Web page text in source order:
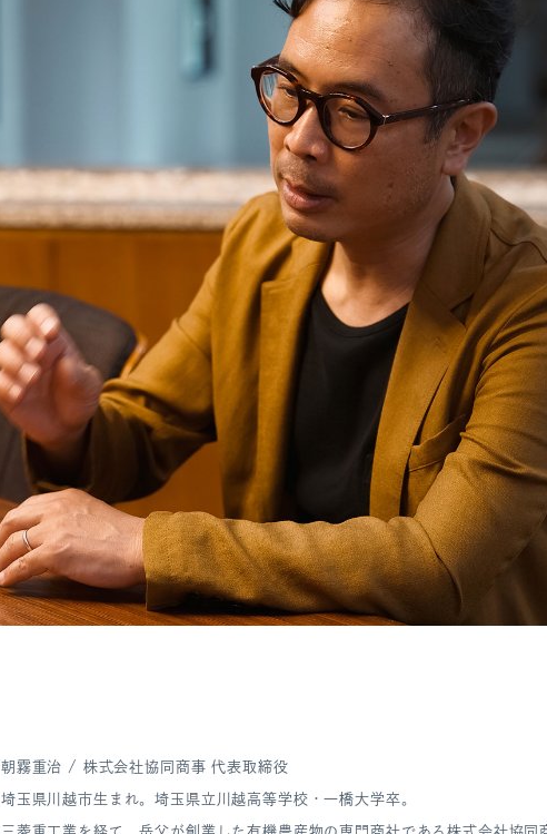
朝霧重治 / 株式会社協同商事 代表取締役
埼玉県川越市生まれ。埼玉県立川越高等学校・一橋大学卒。
三菱重工業を経て、岳父が創業した有機農産物の専門商社である株式会社協同